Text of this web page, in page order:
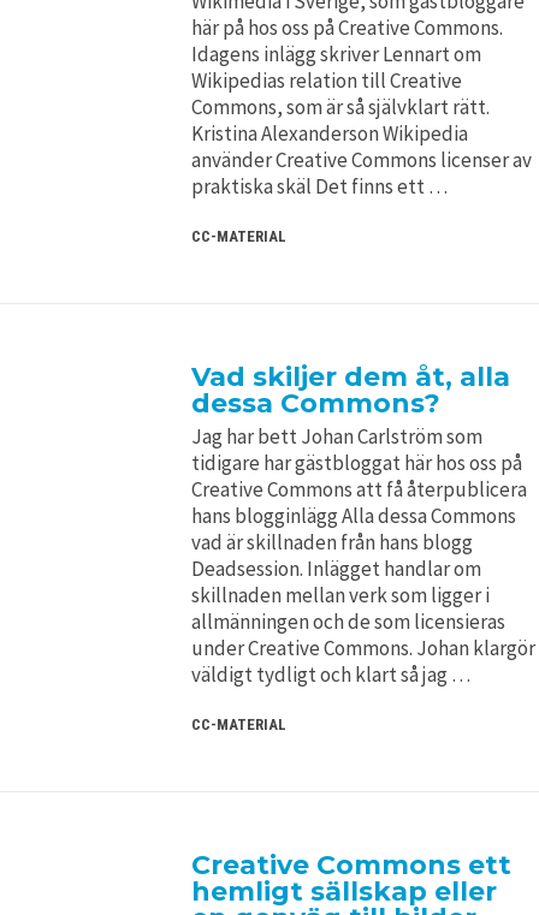
här på hos oss på Creative Commons.
Idagens inlägg skriver Lennart om
Wikipedias relation till Creative
Commons, som är så självklart rätt.
Kristina Alexanderson Wikipedia
använder Creative Commons licenser av
praktiska skäl Det finns ett …
CC-MATERIAL
Vad skiljer dem åt, alla
dessa Commons?
Jag har bett Johan Carlström som
tidigare har gästbloggat här hos oss på
Creative Commons att få återpublicera
hans blogginlägg Alla dessa Commons
vad är skillnaden från hans blogg
Deadsession. Inlägget handlar om
skillnaden mellan verk som ligger i
allmänningen och de som licensieras
under Creative Commons. Johan klargör
väldigt tydligt och klart så jag …
CC-MATERIAL
Creative Commons ett
hemligt sällskap eller